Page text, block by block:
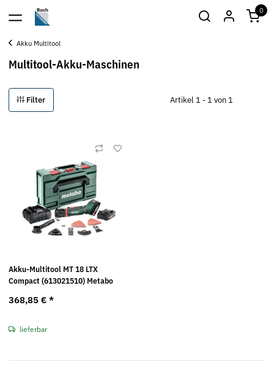
0
Akku Multitool
Multitool-Akku-Maschinen
Filter Artikel 1 - 1 von 1
Akku-Multitool MT 18 LTX
Compact (613021510) Metabo
368,85 € *
lieferbar